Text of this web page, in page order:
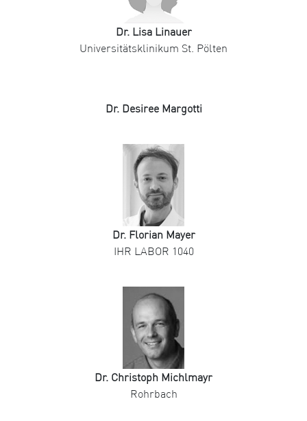
Dr. Lisa Linauer
Universitätsklinikum St. Pölten
Dr. Desiree Margotti
Dr. Florian Mayer
IHR LABOR 1040
Dr. Christoph Michlmayr
Rohrbach